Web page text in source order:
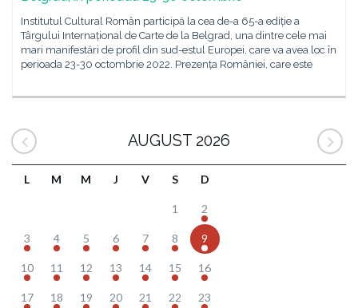
Institutul Cultural Român participă la cea de-a 65-a ediție a
Târgului Internațional de Carte de la Belgrad, una dintre cele mai
mari manifestări de profil din sud-estul Europei, care va avea loc în
perioada 23-30 octombrie 2022. Prezența României, care este
AUGUST 2026
L M M J V S D
1 2
3 4 5 6 7 8 9
10 11 12 13 14 15 16
17 18 19 20 21 22 23